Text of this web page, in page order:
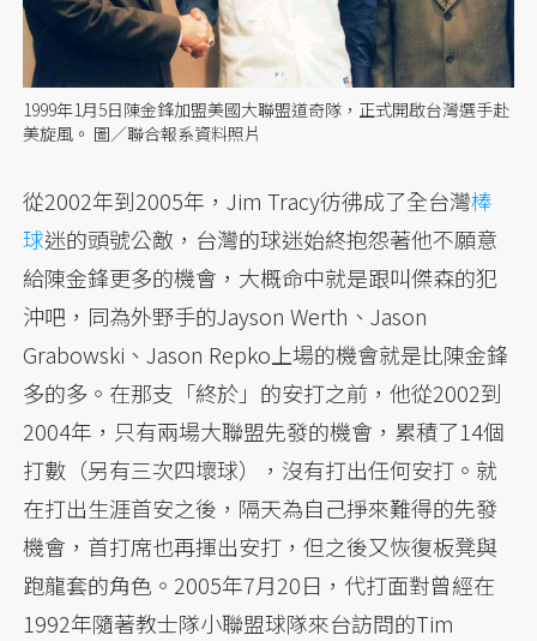
1999年1月5日陳金鋒加盟美國大聯盟道奇隊，正式開啟台灣選手赴
美旋風。 圖／聯合報系資料照片
從2002年到2005年，Jim Tracy彷彿成了全台灣棒
球迷的頭號公敵，台灣的球迷始終抱怨著他不願意
給陳金鋒更多的機會，大概命中就是跟叫傑森的犯
沖吧，同為外野手的Jayson Werth、Jason
Grabowski、Jason Repko上場的機會就是比陳金鋒
多的多。在那支「終於」的安打之前，他從2002到
2004年，只有兩場大聯盟先發的機會，累積了14個
打數（另有三次四壞球），沒有打出任何安打。就
在打出生涯首安之後，隔天為自己掙來難得的先發
機會，首打席也再揮出安打，但之後又恢復板凳與
跑龍套的角色。2005年7月20日，代打面對曾經在
1992年隨著教士隊小聯盟球隊來台訪問的Tim